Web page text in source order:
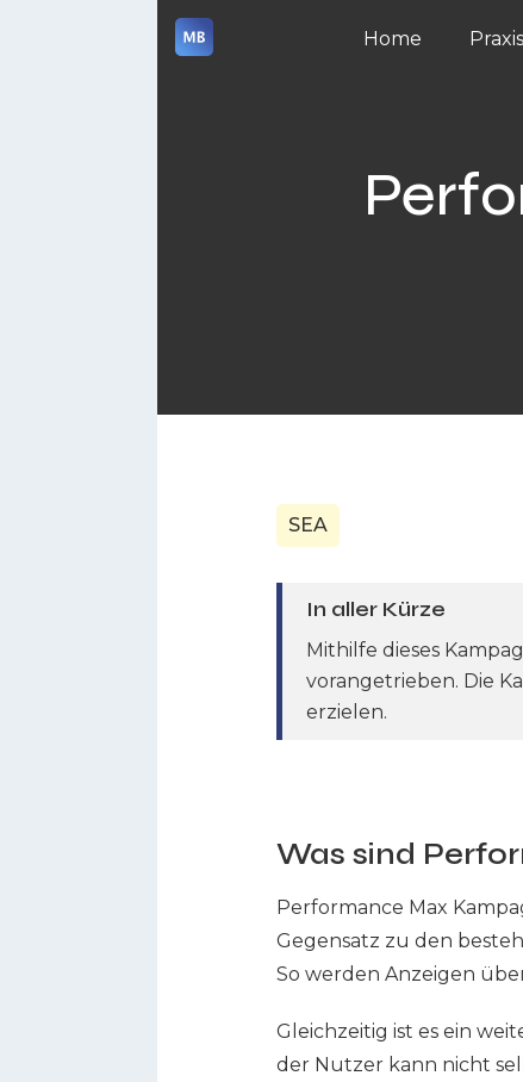
Home
SEA
In aller Kürze
Mithilfe dieses
vorangetrieben. Die
erzielen.
Was sind
Performance Max
Gegensatz zu den
So werden Anzeigen
Gleichzeitig ist es ein
der Nutzer kann nicht